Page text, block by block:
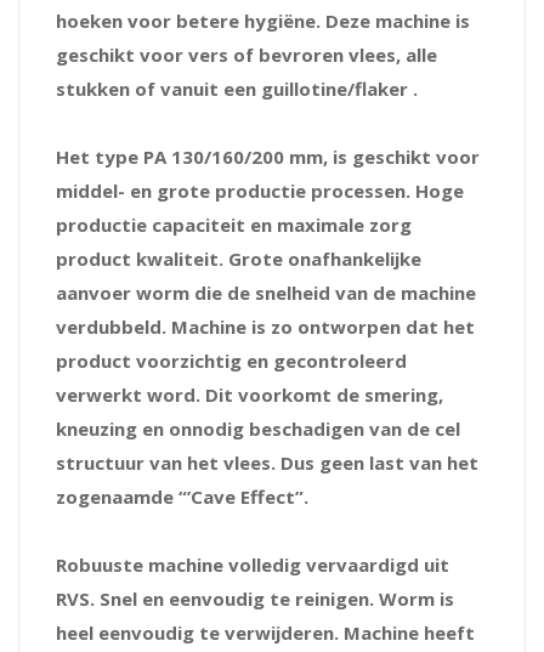
hoeken voor betere hygiëne. Deze machine is
geschikt voor vers of bevroren vlees, alle
stukken of vanuit een guillotine/flaker .
Het type PA 130/160/200 mm, is geschikt voor
middel- en grote productie processen. Hoge
productie capaciteit en maximale zorg
product kwaliteit. Grote onafhankelijke
aanvoer worm die de snelheid van de machine
verdubbeld. Machine is zo ontworpen dat het
product voorzichtig en gecontroleerd
verwerkt word. Dit voorkomt de smering,
kneuzing en onnodig beschadigen van de cel
structuur van het vlees. Dus geen last van het
zogenaamde “’Cave Effect”.
Robuuste machine volledig vervaardigd uit
RVS. Snel en eenvoudig te reinigen. Worm is
heel eenvoudig te verwijderen. Machine heeft